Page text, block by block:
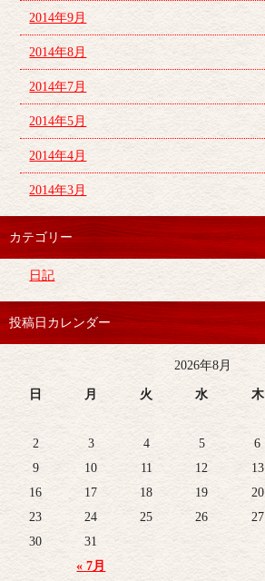
2014年9月
2014年8月
2014年7月
2014年5月
2014年4月
2014年3月
カテゴリー
日記
投稿日カレンダー
2026年8月
日 月 火 水 木
« 7月
2
3 4 5 6
9
10 11 12 13
16
17 18 19 20
23
24 25 26 27
30
31